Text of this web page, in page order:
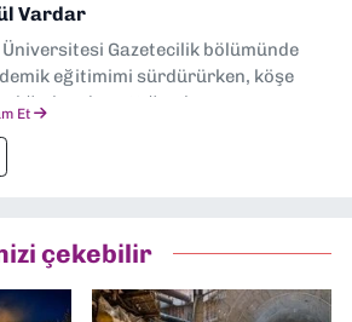
Vardar
Üniversitesi Gazetecilik bölümünde
eğitimimi sürdürürken, köşe
adım attığım basın
Et
çekebilir